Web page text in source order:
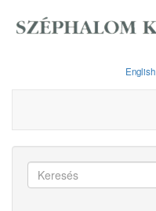
English
Keresés